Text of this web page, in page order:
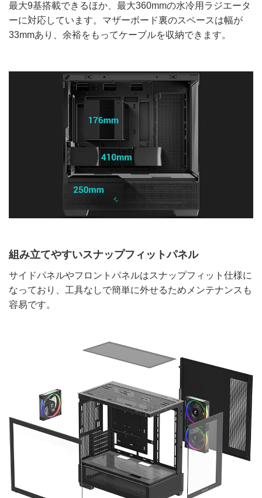
最大9基搭載できるほか、最大360mmの水冷用ラジエータ
ーに対応しています。マザーボード裏のスペースは幅が
33mmあり、余裕をもってケーブルを収納できます。
組み立てやすいスナップフィットパネル
サイドパネルやフロントパネルはスナップフィット仕様に
なっており、工具なしで簡単に外せるためメンテナンスも
容易です。